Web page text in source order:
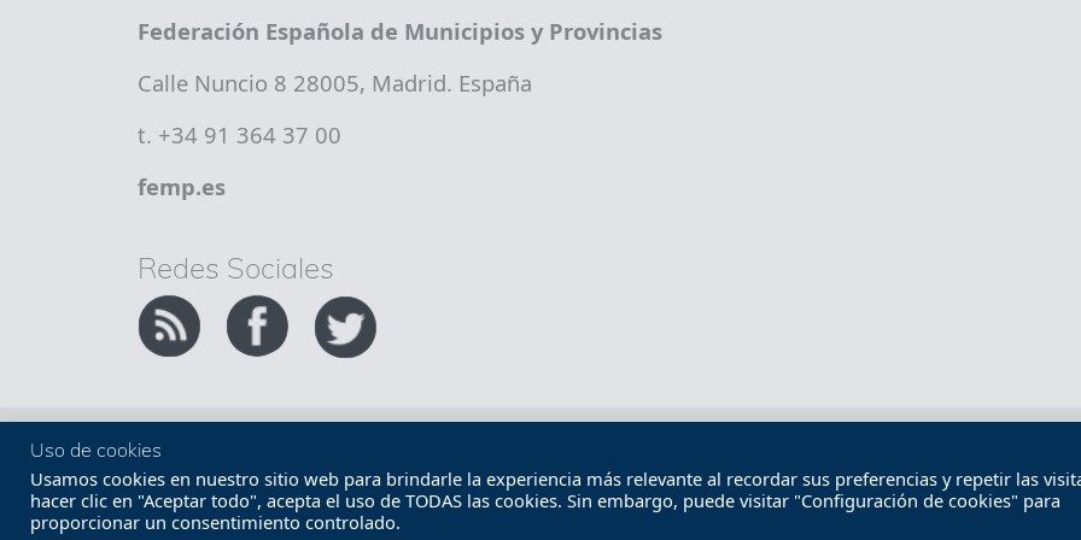
Federación Española de Municipios y Provincias
Calle Nuncio 8 28005, Madrid. España
t. +34 91 364 37 00
femp.es
Redes Sociales
Contacto
Uso de cookies
Usamos cookies en nuestro sitio web para brindarle la experiencia más relevante al recordar sus preferencias y repetir las
hacer clic en "Aceptar todo", acepta el uso de TODAS las cookies. Sin embargo, puede visitar "Configuración de cookies" para
proporcionar un consentimiento controlado.